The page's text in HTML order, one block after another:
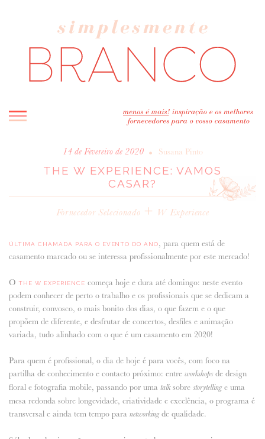
INICIO
BLOG
MELHOR INSPIRAÇÃO
ENTREVISTAS
FORNECEDORES RECOMENDADOS
ANUNCIE CONNOSCO
14 de Fevereiro de 2020 • Susana Pinto
THE W EXPERIENCE: VAMOS
CASAR?
Fornecedor Selecionado + W Experience
ÚLTIMA CHAMADA PARA O EVENTO DO ANO, para quem está de
casamento marcado ou se interessa profissionalmente por este mercado!
O THE W EXPERIENCE começa hoje e dura até domingo: neste evento
podem conhecer de perto o trabalho e os profissionais que se dedicam a
construir, convosco, o mais bonito dos dias, o que fazem e o que
propõem de diferente, e desfrutar de concertos, desfiles e animação
variada, tudo alinhado com o que é um casamento em 2020!
Para quem é profissional, o dia de hoje é para vocês, com foco na
partilha de conhecimento e contacto próximo: entre workshopsde design
floral e fotografia mobile, passando por uma talksobre storytellinge uma
mesa redonda sobre longevidade, criatividade e excelência, o programa é
transversal e ainda tem tempo para networkingde qualidade.